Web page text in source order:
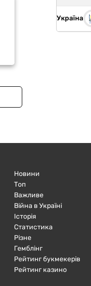
Україна
Новини
Топ
Важливе
Війна в Україні
Історія
Статистика
Різне
Гемблінг
Рейтинг букмекерів
Рейтинг казино